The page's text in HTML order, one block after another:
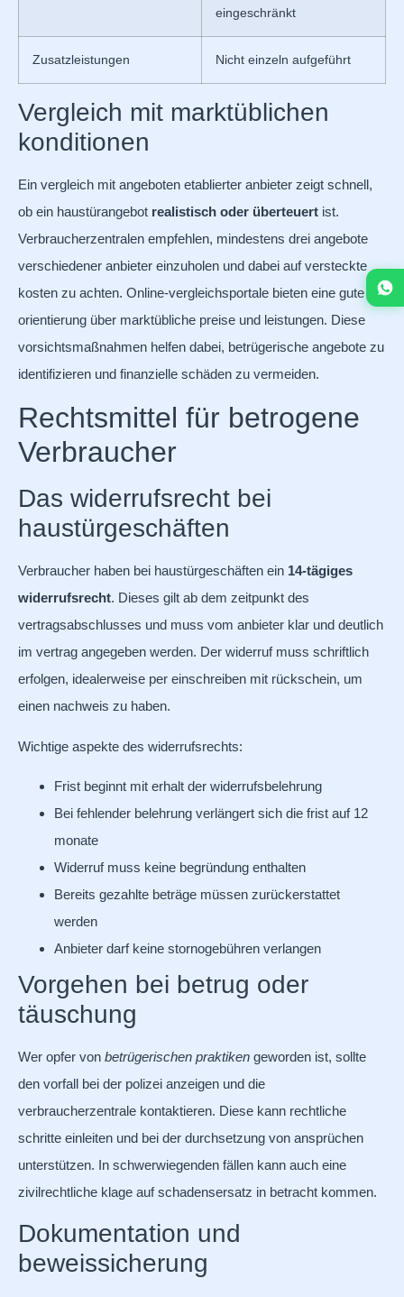
eingeschränkt
Zusatzleistungen Nicht einzeln aufgeführt
Vergleich mit marktüblichen
konditionen
Ein vergleich mit angeboten etablierter anbieter zeigt schnell,
ob ein haustürangebot realistisch oder überteuert ist.
Verbraucherzentralen empfehlen, mindestens drei angebote
verschiedener anbieter einzuholen und dabei auf versteckte
kosten zu achten. Online-vergleichsportale bieten eine gute
orientierung über marktübliche preise und leistungen. Diese
vorsichtsmaßnahmen helfen dabei, betrügerische angebote zu
identifizieren und finanzielle schäden zu vermeiden.
Rechtsmittel für betrogene
Verbraucher
Das widerrufsrecht bei
haustürgeschäften
Verbraucher haben bei haustürgeschäften ein 14-tägiges
widerrufsrecht. Dieses gilt ab dem zeitpunkt des
vertragsabschlusses und muss vom anbieter klar und deutlich
im vertrag angegeben werden. Der widerruf muss schriftlich
erfolgen, idealerweise per einschreiben mit rückschein, um
einen nachweis zu haben.
Wichtige aspekte des widerrufsrechts:
Frist beginnt mit erhalt der widerrufsbelehrung
Bei fehlender belehrung verlängert sich die frist auf 12
monate
Widerruf muss keine begründung enthalten
Bereits gezahlte beträge müssen zurückerstattet
werden
Anbieter darf keine stornogebühren verlangen
Vorgehen bei betrug oder
täuschung
Wer opfer von betrügerischen praktiken geworden ist, sollte
den vorfall bei der polizei anzeigen und die
verbraucherzentrale kontaktieren. Diese kann rechtliche
schritte einleiten und bei der durchsetzung von ansprüchen
unterstützen. In schwerwiegenden fällen kann auch eine
zivilrechtliche klage auf schadensersatz in betracht kommen.
Dokumentation und
beweissicherung